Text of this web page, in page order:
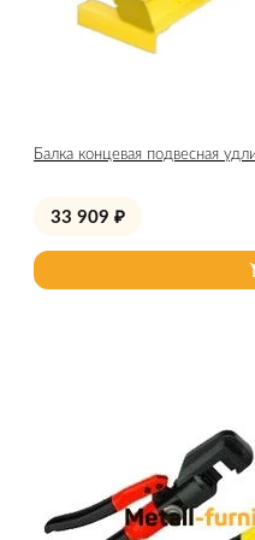
Балка концевая подвесная
33 909 ₽